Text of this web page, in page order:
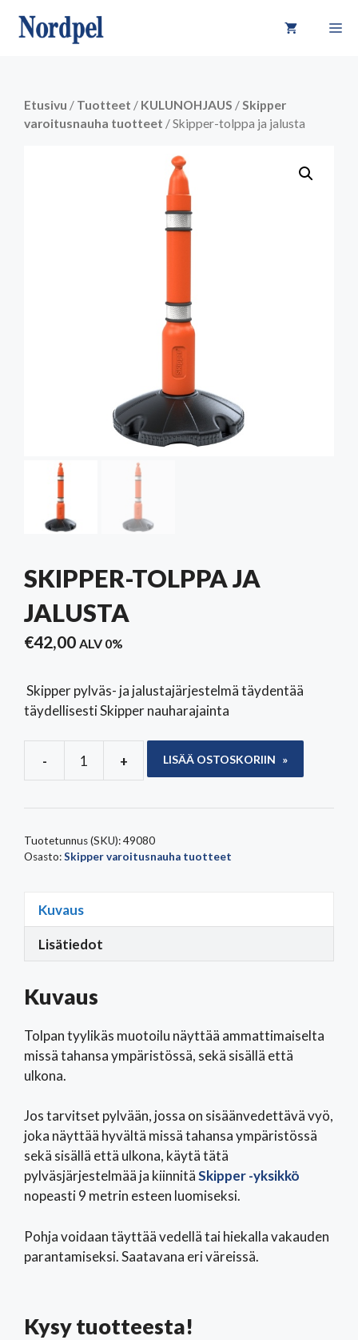
sisältöön
Etusivu / Tuotteet / KULUNOHJAUS /Skipper
varoitusnauha tuotteet / Skipper-tolppa ja jalusta
SKIPPER-TOLPPA JA
JALUSTA
€42,00 ALV 0%
Skipper pylväs- ja jalustajärjestelmä täydentää
täydellisesti Skipper nauharajainta
-
Skipper-
ja
määrä
+ LISÄÄ OSTOSKORIIN
Tuotetunnus (SKU):49080
Osasto:Skipper varoitusnauha tuotteet
Kuvaus
Lisätiedot
Kuvaus
Tolpan tyylikäs muotoilu näyttää ammattimaiselta
missä tahansa ympäristössä, sekä sisällä että
ulkona.
Jos tarvitset pylvään, jossa on sisäänvedettävä vyö,
joka näyttää hyvältä missä tahansa ympäristössä
sekä sisällä että ulkona, käytä tätä
pylväsjärjestelmää ja kiinnitäSkipper -yksikkö
nopeasti 9 metrin esteen luomiseksi.
Pohja voidaan täyttää vedellä tai hiekalla vakauden
parantamiseksi.Saatavana eri väreissä.
Kysy tuotteesta!